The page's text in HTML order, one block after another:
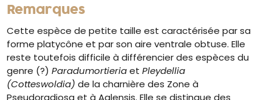
Remarques
Cette espèce de petite taille est caractérisée par sa
forme platycône et par son aire ventrale obtuse. Elle
reste toutefois difficile à différencier des espèces du
genre (?)ParadumortieriaetPleydellia
(Cotteswoldia) de la charnière des Zone à
Pseudoradiosa et à Aalensis. Elle se distingue des